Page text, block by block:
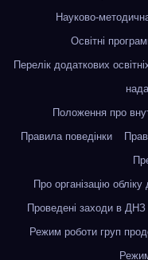
Науково-
Освітні
Перелік додаткових
Положення про
Правила поведінки
Про організацію обліку
Проведені заходи в ДНЗ
Режим роботи груп